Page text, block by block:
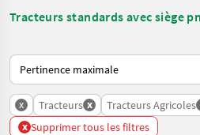
Tracteurs standards avec siège
Voici comment les annonces sont
x Tracteurs x Tracteurs Agricoles
x Supprimer tous les filtres